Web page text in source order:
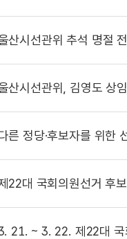
산시선관위 추석 명절
산시선관위, 김영도 상
른 정당·후보자를 위한
22대 국회의원선거 후
21. ~ 3. 22. 제22대 국